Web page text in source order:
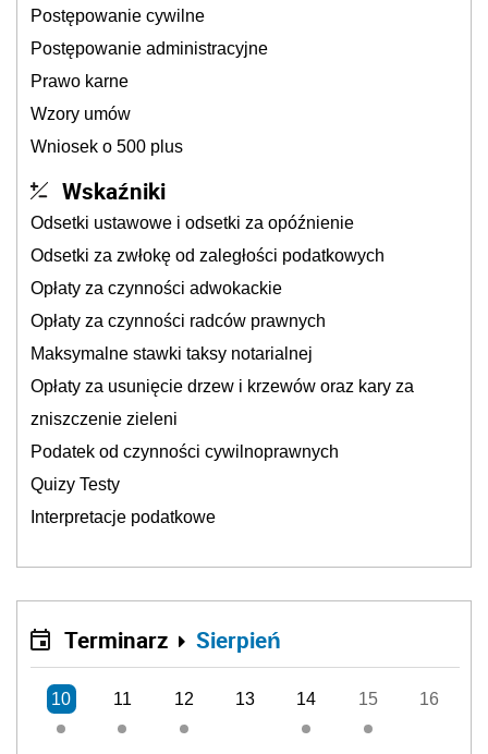
Postępowanie cywilne
Postępowanie administracyjne
Prawo karne
Wzory umów
Wniosek o 500 plus
Wskaźniki
Odsetki ustawowe i odsetki za opóźnienie
Odsetki za zwłokę od zaległości podatkowych
Opłaty za czynności adwokackie
Opłaty za czynności radców prawnych
Maksymalne stawki taksy notarialnej
Opłaty za usunięcie drzew i krzewów oraz kary za
zniszczenie zieleni
Podatek od czynności cywilnoprawnych
Quizy Testy
Interpretacje podatkowe
Terminarz Sierpień
10 11 12 13 14 15 16